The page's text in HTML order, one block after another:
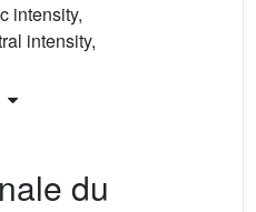
intensity,
intensity,
du